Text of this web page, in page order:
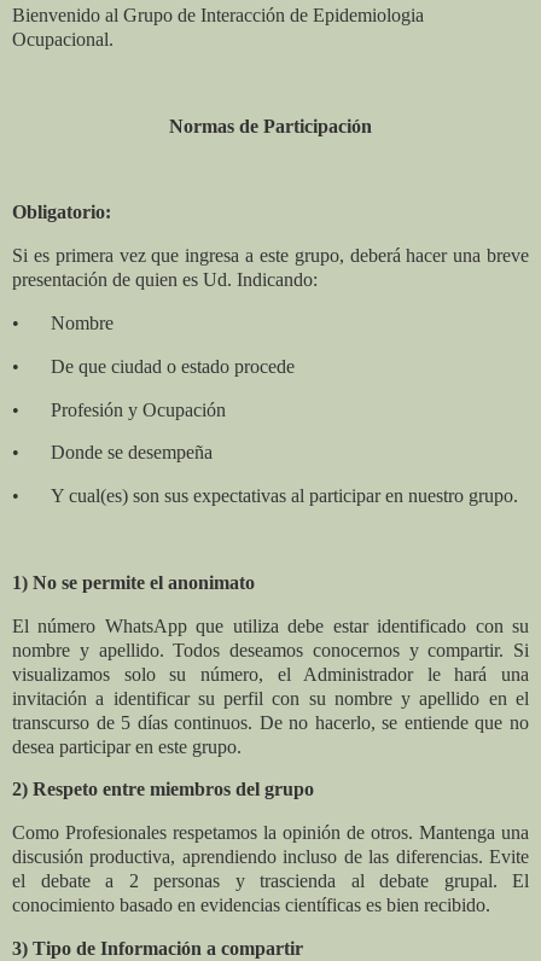
Bienvenido al Grupo de Interacción de Epidemiologia
Ocupacional.
Normas de Participación
Obligatorio:
Si es primera vez que ingresa a este grupo, deberá hacer una breve
presentación de quien es Ud. Indicando:
• Nombre
• De que ciudad o estado procede
• Profesión y Ocupación
• Donde se desempeña
• Y cual(es) son sus expectativas al participar en nuestro grupo.
1) No se permite el anonimato
El número WhatsApp que utiliza debe estar identificado con su
nombre y apellido. Todos deseamos conocernos y compartir. Si
visualizamos solo su número, el Administrador le hará una
invitación a identificar su perfil con su nombre y apellido en el
transcurso de 5 días continuos. De no hacerlo, se entiende que no
desea participar en este grupo.
2) Respeto entre miembros del grupo
Como Profesionales respetamos la opinión de otros. Mantenga una
discusión productiva, aprendiendo incluso de las diferencias. Evite
el debate a 2 personas y trascienda al debate grupal. El
conocimiento basado en evidencias científicas es bien recibido.
3) Tipo de Información a compartir